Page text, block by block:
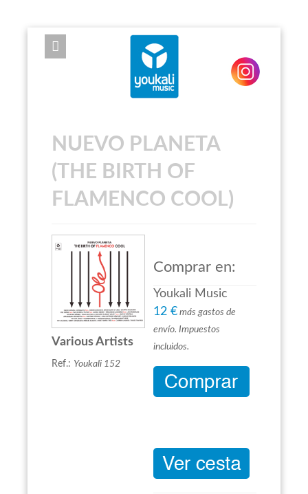
EXPOSE FRAMEWORK FOR JOOMLA 2.5 AND 3.0+
NUEVO PLANETA
(THE BIRTH OF
FLAMENCO COOL)
Various Artists
Ref.: Youkali 152
Comprar en:
Youkali Music
12 € más gastos de
envío. Impuestos
incluidos.